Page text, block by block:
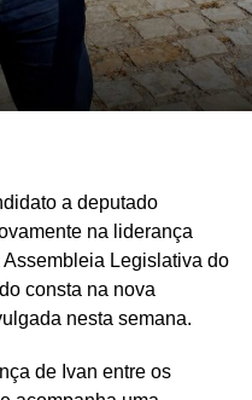
a deputado
na liderança
Legislativa do
consta na nova
nesta semana.
de Ivan entre os